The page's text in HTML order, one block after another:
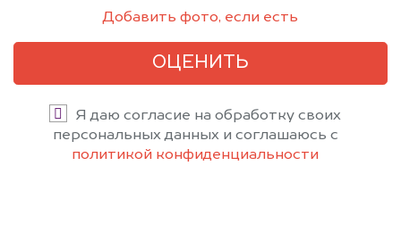
Добавить фото, если есть
ОЦЕНИТЬ
Я даю согласие на обработку своих
персональных данных и соглашаюсь с
политикой конфиденциальности